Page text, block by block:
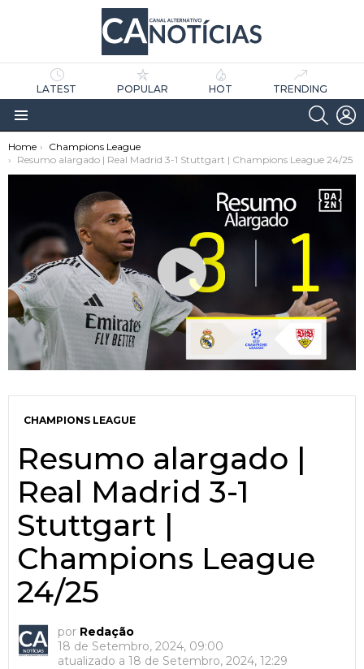
LATEST POPULAR HOT TRENDING
Menu
You are here:
Home
Champions League
Resumo alargado | Real Madrid 3-1 Stuttgart | Champions League 24/25
CHAMPIONS LEAGUE
Resumo alargado |
Real Madrid 3-1
Stuttgart |
Champions League
24/25
por Redação
18 de Setembro, 2024, 09:00
atualizado a 18 de Setembro, 2024, 12:29